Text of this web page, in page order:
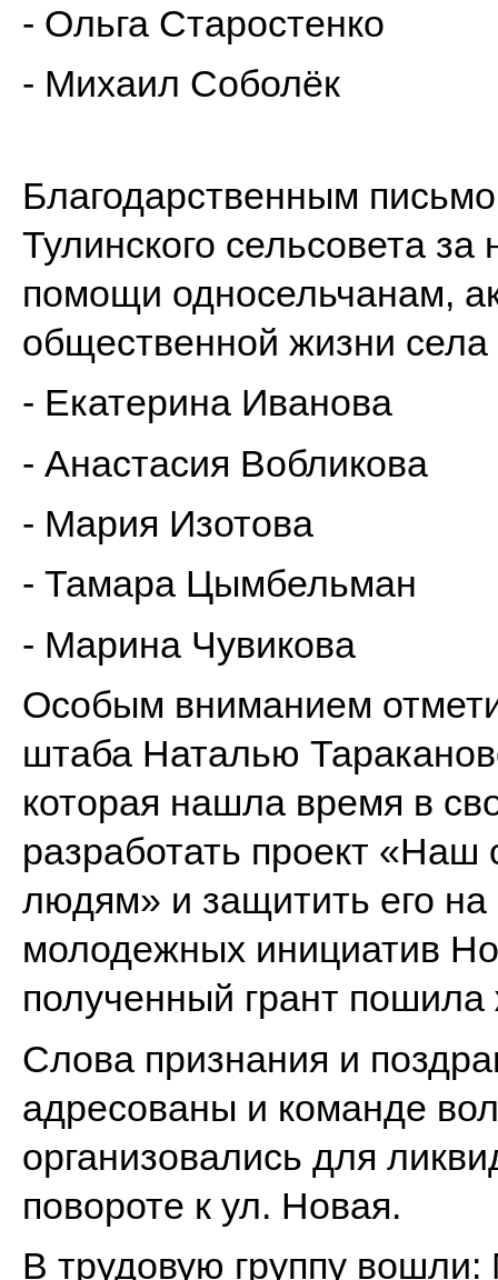
- Ольга Старостенко
- Михаил Соболёк
Благодарственным
Тулинского сельсовета
помощи односельчанам,
общественной жизни
- Екатерина Иванова
- Анастасия Вобликова
- Мария Изотова
- Тамара Цымбельман
- Марина Чувикова
Особым вниманием
штаба Наталью
которая нашла время в
разработать проект «Наш
людям» и защитить его на
молодежных инициатив
полученный грант
Слова признания и
адресованы и команде
организовались для
повороте к ул. Новая.
В трудовую группу